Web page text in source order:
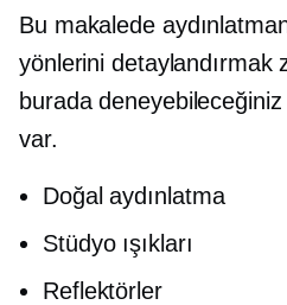
Bu makalede
yönlerini detaylandırmak
burada deneyebileceğiniz
var.
Doğal aydınlatma
Stüdyo ışıkları
Reflektörler